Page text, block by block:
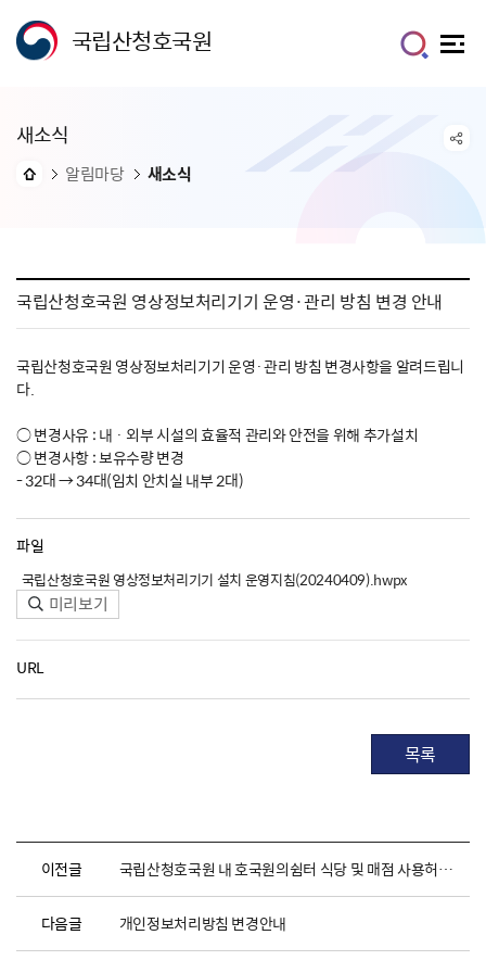
국립산청호국원
새소식
알림마당 새소식
국립산청호국원 영상정보처리기기 운영·관리 방침 변경 안내
국립산청호국원 영상정보처리기기 운영·관리 방침 변경사항을 알려드립니
다.
○ 변경사유 : 내 · 외부 시설의 효율적 관리와 안전을 위해 추가설치
○ 변경사항 : 보유수량 변경
- 32대 → 34대(임치 안치실 내부 2대)
파일
국립산청호국원 영상정보처리기기 설치 운영지침(20240409).hwpx
미리보기
URL
목록
이전글 국립산청호국원 내 호국원의쉼터 식당 및 매점 사용허가자 선정 공고
다음글 개인정보처리방침 변경안내